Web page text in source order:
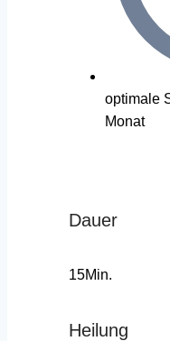
optimale
Monat
Dauer
15Min.
Heilung